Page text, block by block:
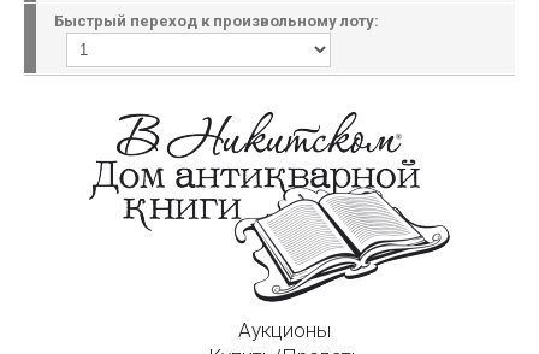
Быстрый переход к произвольному лоту:
Аукционы